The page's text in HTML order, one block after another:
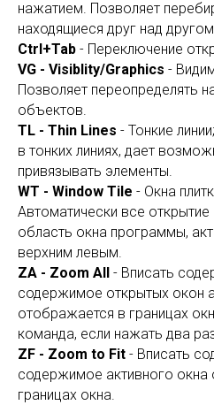
нажатием. Позволяет
находящиеся друг над
Ctrl+Tab - Переключение
VG - Visiblity/Graphics -
Позволяет переопределять
объектов.
TL - Thin Lines - Тонкие
в тонких линиях, дает
привязывать элементы.
WT - Window Tile - Окна
Автоматически все
область окна программы,
верхним левым.
ZA - Zoom All - Вписать
содержимое открытых окон
отображается в границах
команда, если нажать два
ZF - Zoom to Fit - Вписать
содержимое активного окна
границах окна.